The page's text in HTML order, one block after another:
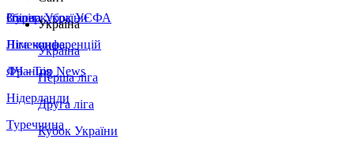
Збірна України
Італія
Німеччина
Франція
Нідерланди
Туреччина
Суперкубок УЄФА
Ліга конференцій
ЛЧ - Top News
Україна
Україна
Перша ліга
Друга ліга
Кубок України